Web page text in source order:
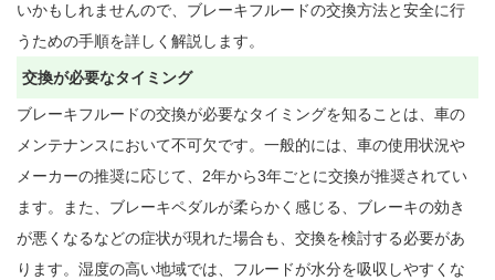
いかもしれませんので、ブレーキフルードの交換方法と安全に行
交換が必要なタイミング
ブレーキフルードの交換が必要なタイミングを知ることは、車の
メンテナンスにおいて不可欠です。一般的には、車の使用状況や
メーカーの推奨に応じて、2年から3年ごとに交換が推奨されてい
ます。また、ブレーキペダルが柔らかく感じる、ブレーキの効き
が悪くなるなどの症状が現れた場合も、交換を検討する必要があ
ります。湿度の高い地域では、フルードが水分を吸収しやすくな